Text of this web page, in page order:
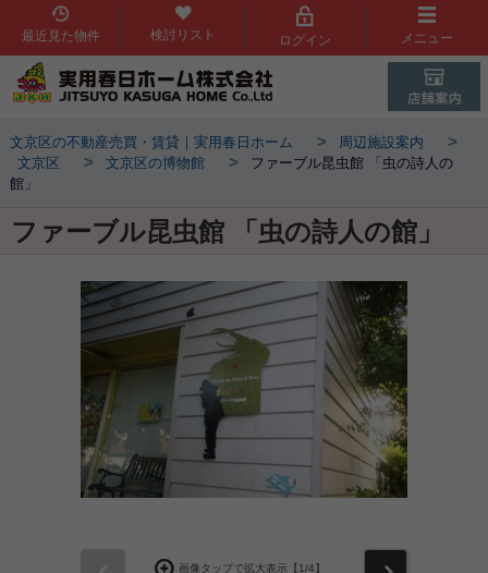
最近見た物件 検討リスト ログイン メニュー
文京区の不動産売買・賃貸｜実用春日ホーム > 周辺施設案内 >
文京区 > 文京区の博物館 >
ファーブル昆虫館 「虫の詩人の
館」
ファーブル昆虫館 「虫の詩人の館」
画像タップで拡大表示【 1/4】